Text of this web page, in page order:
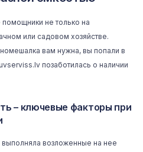
не только на
или садовом хозяйстве.
вам нужна, вы попали в
позаботилась о наличии
– ключевые факторы при
возложенные на нее